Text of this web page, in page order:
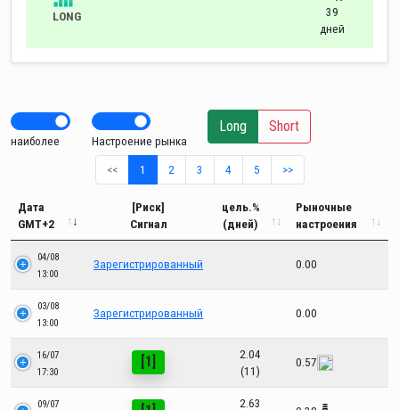
LONG
39
дней
наиболее Настроение рынка
Long Short
<< 1 2 3 4 5 >>
Дата
GMT+2
[Риск]
Сигнал
цель.%
(дней)
Рыночные
настроения
04/08
13:00
Зарегистрированный 0.00
03/08
13:00
Зарегистрированный 0.00
16/07
17:30
[1]
2.04
(11)
0.57
09/07
2.63